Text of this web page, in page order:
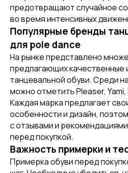
предотвращают случайное
во время интенсивных
Популярные бренды
для pole dance
На рынке представлено
предлагающих качественные
танцевальной обуви. Среди
можно отметить Pleaser, Yami,
Каждая марка предлагает
особенности и дизайн,
с отзывами и
перед покупкой.
Важность примерки и
Примерка обуви перед
[ DISCOUNTS ]
АКЦИИ